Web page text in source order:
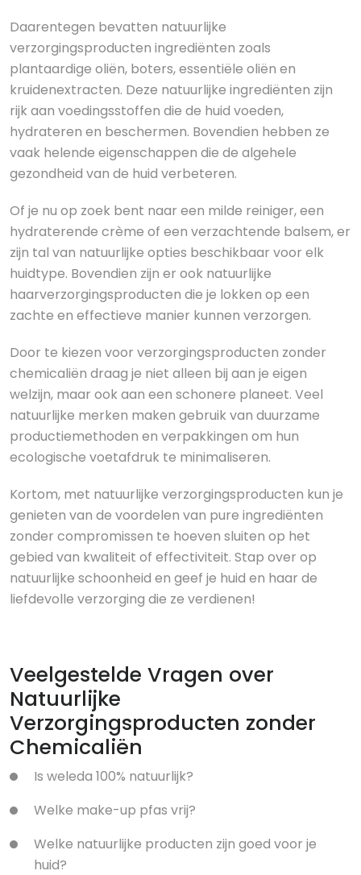
Daarentegen bevatten natuurlijke
verzorgingsproducten ingrediënten zoals
plantaardige oliën, boters, essentiële oliën en
kruidenextracten. Deze natuurlijke ingrediënten zijn
rijk aan voedingsstoffen die de huid voeden,
hydrateren en beschermen. Bovendien hebben ze
vaak helende eigenschappen die de algehele
gezondheid van de huid verbeteren.
Of je nu op zoek bent naar een milde reiniger, een
hydraterende crème of een verzachtende balsem, er
zijn tal van natuurlijke opties beschikbaar voor elk
huidtype. Bovendien zijn er ook natuurlijke
haarverzorgingsproducten die je lokken op een
zachte en effectieve manier kunnen verzorgen.
Door te kiezen voor verzorgingsproducten zonder
chemicaliën draag je niet alleen bij aan je eigen
welzijn, maar ook aan een schonere planeet. Veel
natuurlijke merken maken gebruik van duurzame
productiemethoden en verpakkingen om hun
ecologische voetafdruk te minimaliseren.
Kortom, met natuurlijke verzorgingsproducten kun je
genieten van de voordelen van pure ingrediënten
zonder compromissen te hoeven sluiten op het
gebied van kwaliteit of effectiviteit. Stap over op
natuurlijke schoonheid en geef je huid en haar de
liefdevolle verzorging die ze verdienen!
Veelgestelde Vragen over
Natuurlijke
Verzorgingsproducten zonder
Chemicaliën
Is weleda 100% natuurlijk?
Welke make-up pfas vrij?
Welke natuurlijke producten zijn goed voor je
huid?